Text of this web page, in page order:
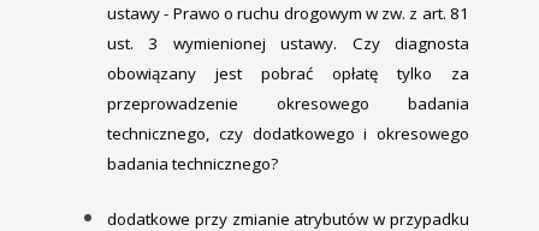
ustawy - Prawo o ruchu drogowym w zw. z art. 81
ust. 3 wymienionej ustawy. Czy diagnosta
obowiązany jest pobrać opłatę tylko za
przeprowadzenie okresowego badania
technicznego, czy dodatkowego i okresowego
badania technicznego?
dodatkowe przy zmianie atrybutów w przypadku